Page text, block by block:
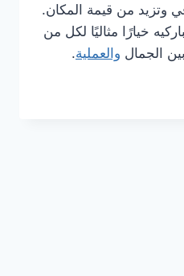
وتزيد من قيمة المكان.
خيارًا مثاليًا لكل من
الجمال والعملية.